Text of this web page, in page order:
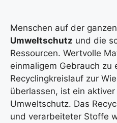
Menschen auf der
Umweltschutz und die
Ressourcen. Wertvolle
einmaligem Gebrauch zu
Recyclingkreislauf zur
überlassen, ist ein
Umweltschutz. Das
und verarbeiteter Stoffe